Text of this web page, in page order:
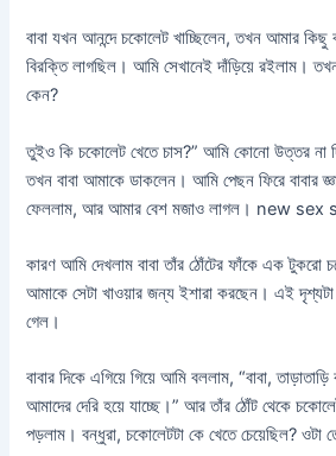
বাবা যখন আনন্দে চকোলেট খাচ্ছিলেন, তখন আমার
বিরক্তি লাগছিল। আমি সেখানেই দাঁড়িয়ে রইলাম।
কেন?
তুইও কি চকোলেট খেতে চাস?” আমি কোনো উত্তর না
তখন বাবা আমাকে ডাকলেন। আমি পেছন ফিরে বাবার
ফেললাম, আর আমার বেশ মজাও লাগল। new sex
কারণ আমি দেখলাম বাবা তাঁর ঠোঁটের ফাঁকে এক টুকরো
আমাকে সেটা খাওয়ার জন্য ইশারা করছেন। এই
গেল।
বাবার দিকে এগিয়ে গিয়ে আমি বললাম, “বাবা,
আমাদের দেরি হয়ে যাচ্ছে।” আর তাঁর ঠোঁট থেকে
পড়লাম। বন্ধুরা, চকোলেটটা কে খেতে চেয়েছিল?